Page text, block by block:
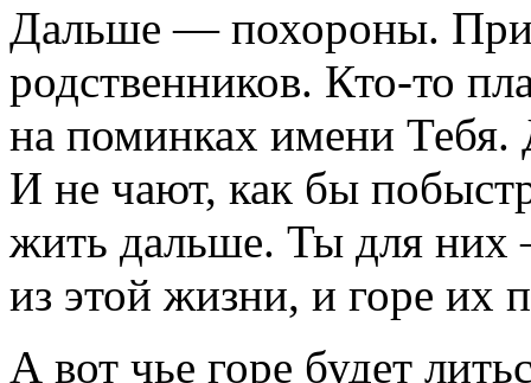
Дальше — похороны.
родственников. Кто-то
на поминках имени Тебя.
И не чают, как бы
жить дальше. Ты для них
из этой жизни, и горе их
А вот чье горе будет